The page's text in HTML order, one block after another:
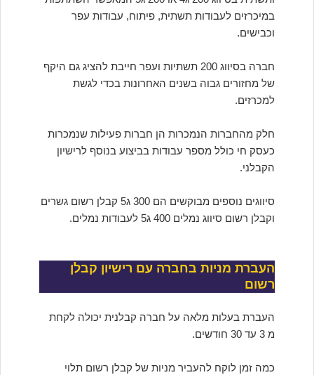
במיכרזים לעבודות תשתית, פיתוח, עבודות עפר
וכבישים.
חברה בסיווג 200 תשתיות ועפר חייבת להציג גם היקף
של מחזורים גבוה בשנים האחרונות בכדי לגשת
למכרזים.
חלק מהחברות הנמכרות הן חברות פעילות שנמכרות
כעסק חי כולל מספר עבודות בביצוע בנוסף לרישיון
הקבלני.
סיווגים נוספים מבוקשים הם 300 ג5 קבלן רשום גשרים
וקבלן רשום סיווג נמלים 400 ג5 לעבודות נמלים.
העברת מניות בחברה עם רישיון קבלן
רשום
העברת בעלות מלאה על חברה קבלנית יכולה לקחת
מ 3 עד 30 חודשים.
כמה זמן לוקח להעביר מניות של קבלן רשום תלוי